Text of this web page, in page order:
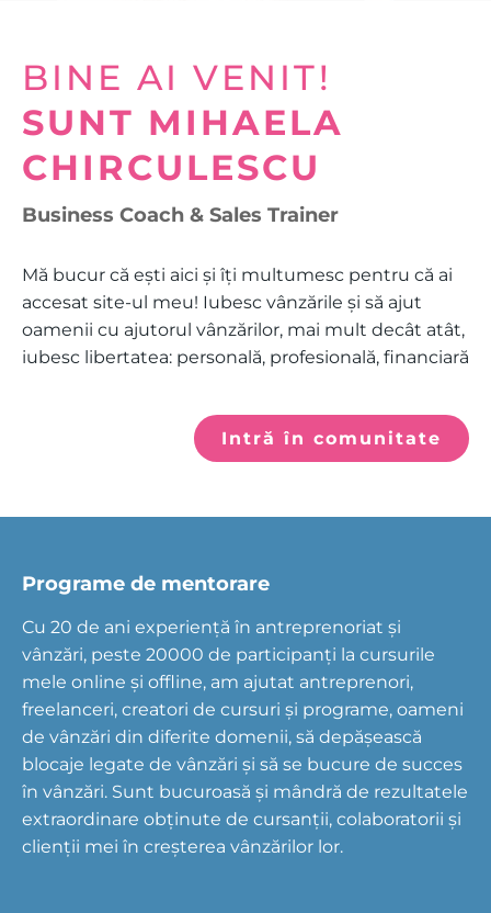
BINE AI VENIT!
SUNT MIHAELA
CHIRCULESCU
Business Coach & Sales Trainer
Mă bucur că ești aici și îți multumesc pentru că ai
accesat site-ul meu! Iubesc vânzările și să ajut
oamenii cu ajutorul vânzărilor, mai mult decât atât,
iubesc libertatea: personală, profesională, financiară
Intră în comunitate
Programe de mentorare
Cu 20 de ani experiență în antreprenoriat și
vânzări, peste 20000 de participanți la cursurile
mele online și offline, am ajutat antreprenori,
freelanceri, creatori de cursuri și programe, oameni
de vânzări din diferite domenii, să depășească
blocaje legate de vânzări și să se bucure de succes
în vânzări. Sunt bucuroasă și mândră de rezultatele
extraordinare obținute de cursanții, colaboratorii și
clienții mei în creșterea vânzărilor lor.